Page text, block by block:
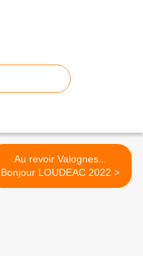
Au revoir Valognes...
Bonjour LOUDEAC 2022 >